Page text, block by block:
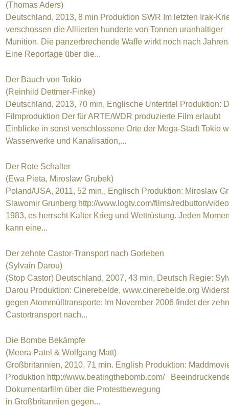
(Thomas Aders)
Deutschland, 2013, 8 min Produktion SWR Im letzten Irak-
verschossen die Alliierten hunderte von Tonnen uranhaltiger
Munition. Die panzerbrechende Waffe wirkt noch nach
Eine Reportage über die...
Der Bauch von Tokio
(Reinhild Dettmer-Finke)
Deutschland, 2013, 70 min, Englische Untertitel Produktion:
Filmproduktion Der für ARTE/WDR produzierte Film erlaubt
Einblicke in sonst verschlossene Orte der Mega-Stadt Tokio
Wasserwerke und Kanalisation,...
Der Rote Schalter
(Ewa Pieta, Miroslaw Grubek)
Poland/USA, 2011, 52 min,, Englisch Produktion: Miroslaw
Slawomir Grunberg http://www.logtv.com/films/redbutton/
1983, es herrscht Kalter Krieg und Wettrüstung. Jeden
kann eine...
Der zehnte Castor-Transport nach Gorleben
(Sylvain Darou)
(Stop Castor) Deutschland, 2007, 43 min, Deutsch Regie:
Darou Produktion: Cinerebelde, www.cinerebelde.org
gegen Atommülltransporte: Im November 2006 findet der
Castortransport nach...
Die Bombe Bekämpfe
(Meera Patel & Wolfgang Matt)
Großbritannien, 2010, 71 min. English Produktion:
Produktion http://www.beatingthebomb.com/
Dokumentarfilm über die Protestbewegung
in Großbritannien gegen...